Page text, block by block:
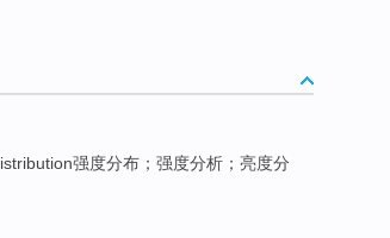
强度分布；强度分析；亮度分